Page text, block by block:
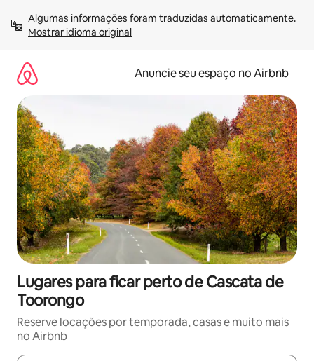
para
Mostrar idioma original
Anuncie seu espaço no Airbnb
Lugares para ficar perto de Cascata de
Toorongo
Reserve locações por temporada, casas e muito mais
no Airbnb